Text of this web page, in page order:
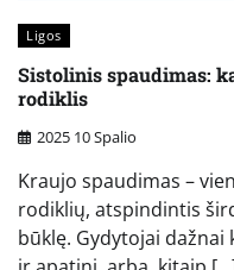
Ligos
Sistolinis spaudimas:
rodiklis
2025 10 Spalio
Kraujo spaudimas –
rodiklių, atspindintis
būklę. Gydytojai dažnai